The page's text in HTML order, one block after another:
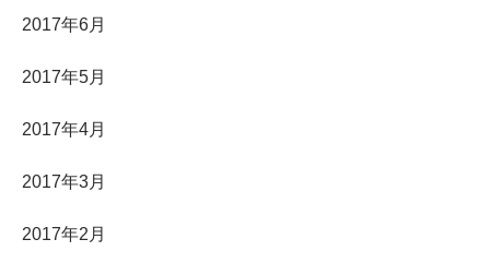
2017年6月
2017年5月
2017年4月
2017年3月
2017年2月